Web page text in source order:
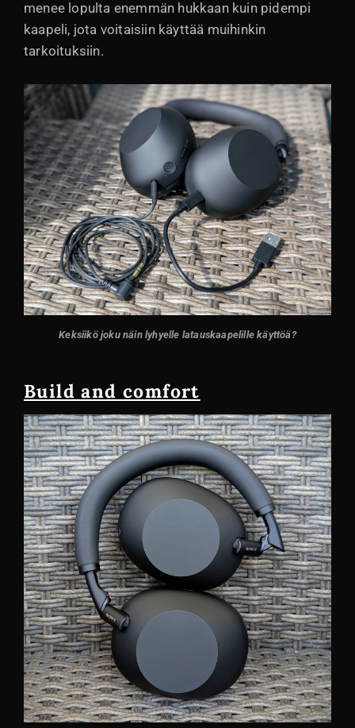
menee lopulta enemmän hukkaan kuin pidempi
kaapeli, jota voitaisiin käyttää muihinkin
tarkoituksiin.
Keksiikö joku näin lyhyelle latauskaapelille käyttöä?
Build and comfort